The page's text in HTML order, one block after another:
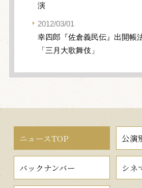
演
2012/03/01
幸四郎『佐倉義民伝』出開帳
「三月大歌舞伎」
ニュースTOP 公演
バックナンバー シネ